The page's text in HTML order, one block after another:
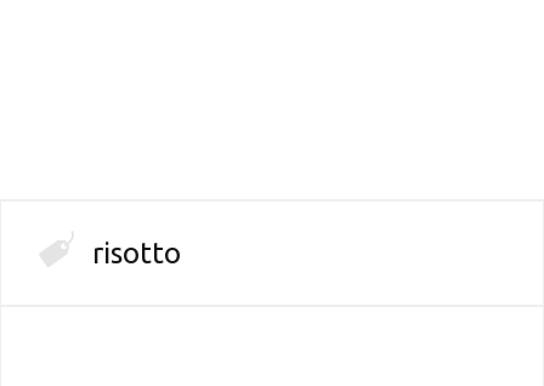
risotto